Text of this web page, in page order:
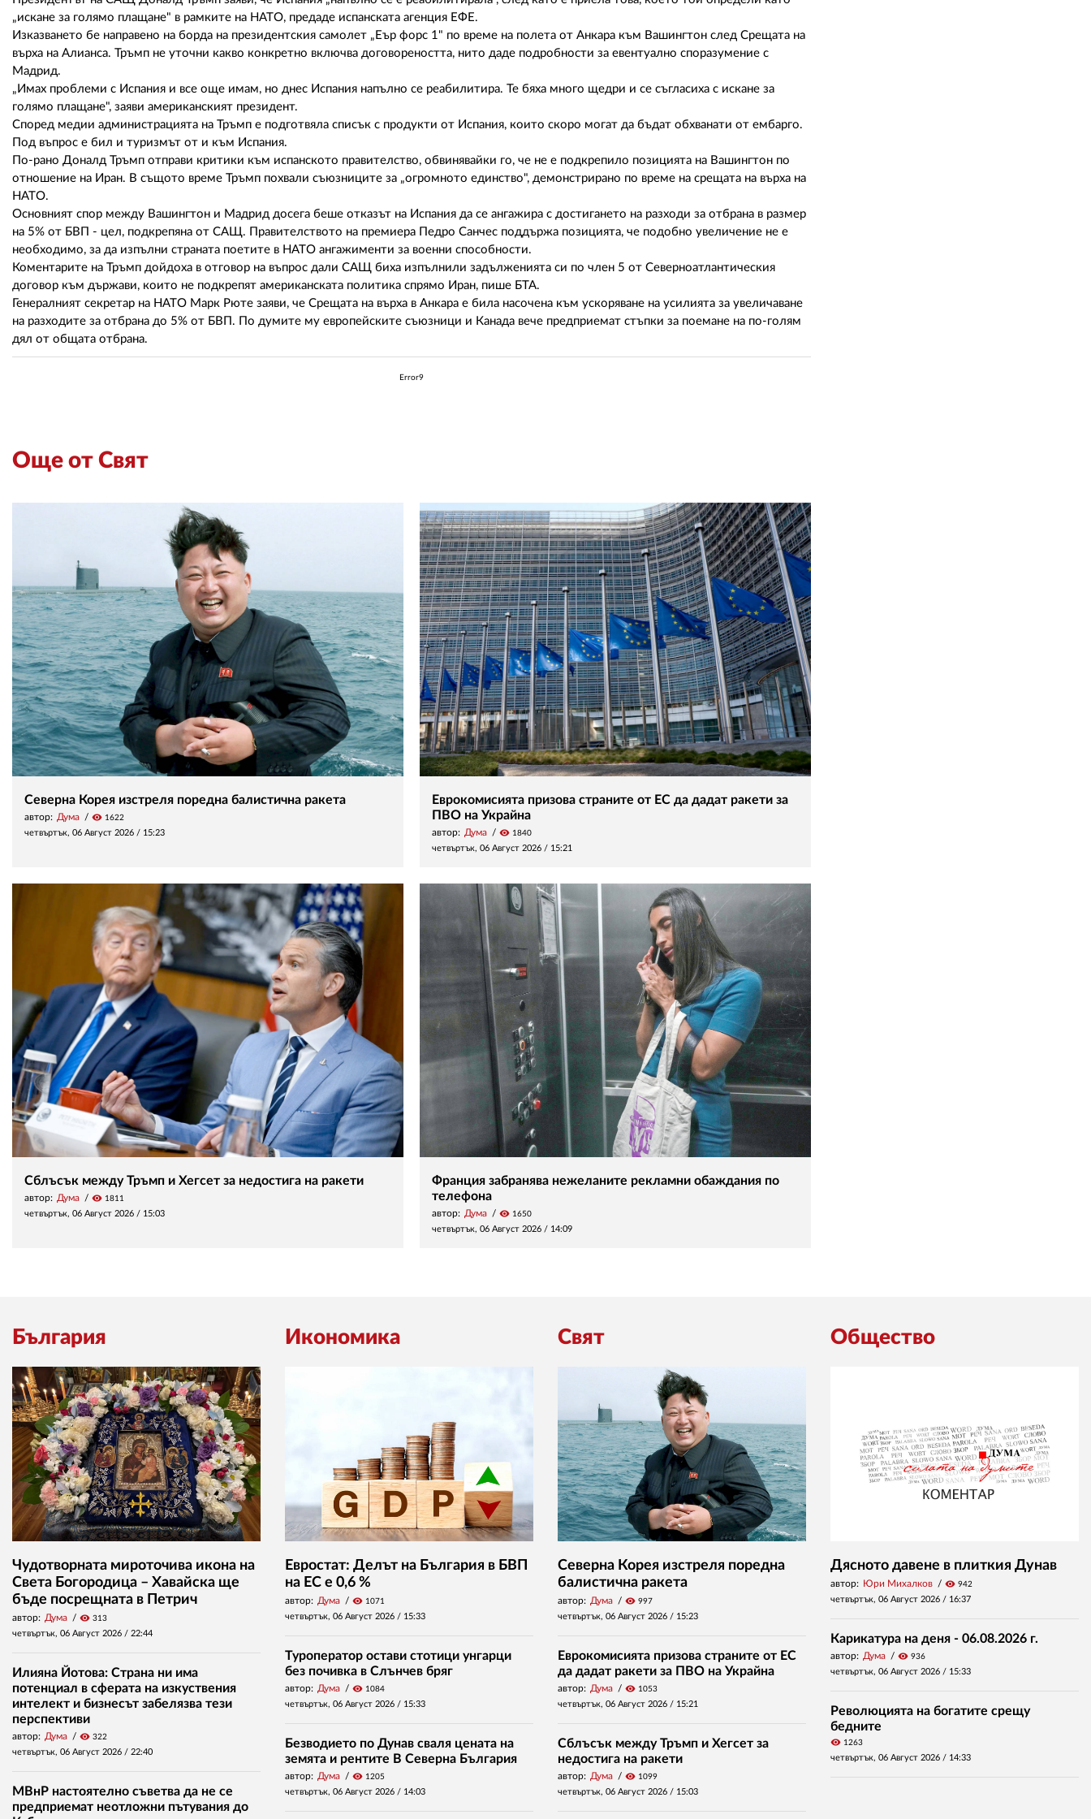
„искане за голямо плащане" в рамките на НАТО, предаде испанската агенция ЕФЕ.
Изказването бе направено на борда на президентския самолет „Еър форс 1" по време на полета от Анкара към Вашингтон след Срещата на
върха на Алианса. Тръмп не уточни какво конкретно включва договореността, нито даде подробности за евентуално споразумение с
Мадрид.
„Имах проблеми с Испания и все още имам, но днес Испания напълно се реабилитира. Те бяха много щедри и се съгласиха с искане за
голямо плащане", заяви американският президент.
Според медии администрацията на Тръмп е подготвяла списък с продукти от Испания, които скоро могат да бъдат обхванати от ембарго.
Под въпрос е бил и туризмът от и към Испания.
По-рано Доналд Тръмп отправи критики към испанското правителство, обвинявайки го, че не е подкрепило позицията на Вашингтон по
отношение на Иран. В същото време Тръмп похвали съюзниците за „огромното единство", демонстрирано по време на срещата на върха на
НАТО.
Основният спор между Вашингтон и Мадрид досега беше отказът на Испания да се ангажира с достигането на разходи за отбрана в размер
на 5% от БВП - цел, подкрепяна от САЩ. Правителството на премиера Педро Санчес поддържа позицията, че подобно увеличение не е
необходимо, за да изпълни страната поетите в НАТО ангажименти за военни способности.
Коментарите на Тръмп дойдоха в отговор на въпрос дали САЩ биха изпълнили задълженията си по член 5 от Северноатлантическия
договор към държави, които не подкрепят американската политика спрямо Иран, пише БТА.
Генералният секретар на НАТО Марк Рюте заяви, че Срещата на върха в Анкара е била насочена към ускоряване на усилията за увеличаване
на разходите за отбрана до 5% от БВП. По думите му европейските съюзници и Канада вече предприемат стъпки за поемане на по-голям
дял от общата отбрана.
Error9
Още от Свят
Северна Корея изстреля поредна балистична ракета
автор: Дума visibility 1622
четвъртък, 06 Август 2026 / 15:23
Еврокомисията призова страните от ЕС да дадат ракети за
ПВО на Украйна
автор: Дума visibility 1840
четвъртък, 06 Август 2026 / 15:21
Сблъсък между Тръмп и Хегсет за недостига на ракети
автор: Дума visibility 1811
четвъртък, 06 Август 2026 / 15:03
Франция забранява нежеланите рекламни обаждания по
телефона
автор: Дума visibility 1650
четвъртък, 06 Август 2026 / 14:09
България
Чудотворната мироточива икона на
Света Богородица – Хавайска ще
бъде посрещната в Петрич
автор: Дума visibility 313
четвъртък, 06 Август 2026 / 22:44
Илияна Йотова: Страна ни има
потенциал в сферата на изкуствения
интелект и бизнесът забелязва тези
перспективи
автор: Дума visibility 322
четвъртък, 06 Август 2026 / 22:40
МВнР настоятелно съветва да не се
предприемат неотложни пътувания до
Икономика
Евростат: Делът на България в БВП
на ЕС е 0,6 %
автор: Дума visibility 1071
четвъртък, 06 Август 2026 / 15:33
Туроператор остави стотици унгарци
без почивка в Слънчев бряг
автор: Дума visibility 1084
четвъртък, 06 Август 2026 / 15:33
Безводието по Дунав сваля цената на
земята и рентите В Северна България
автор: Дума visibility 1205
четвъртък, 06 Август 2026 / 14:03
Свят
Северна Корея изстреля поредна
балистична ракета
автор: Дума visibility 997
четвъртък, 06 Август 2026 / 15:23
Еврокомисията призова страните от ЕС
да дадат ракети за ПВО на Украйна
автор: Дума visibility 1053
четвъртък, 06 Август 2026 / 15:21
Сблъсък между Тръмп и Хегсет за
недостига на ракети
автор: Дума visibility 1099
четвъртък, 06 Август 2026 / 15:03
Общество
Дясното давене в плиткия Дунав
автор: Юри Михалков visibility 942
четвъртък, 06 Август 2026 / 16:37
Карикатура на деня - 06.08.2026 г.
автор: Дума visibility 936
четвъртък, 06 Август 2026 / 15:33
Революцията на богатите срещу
бедните
visibility 1263
четвъртък, 06 Август 2026 / 14:33